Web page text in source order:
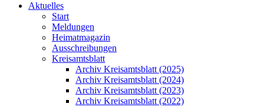
Aktuelles
Start
Meldungen
Heimatmagazin
Ausschreibungen
Kreisamtsblatt
Archiv Kreisamtsblatt (2025)
Archiv Kreisamtsblatt (2024)
Archiv Kreisamtsblatt (2023)
Archiv Kreisamtsblatt (2022)